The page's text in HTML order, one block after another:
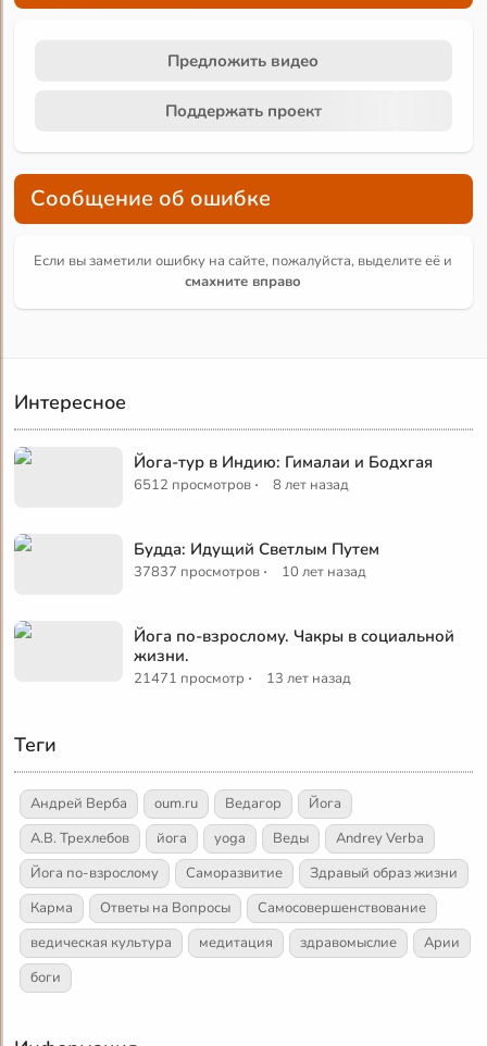
Предложить видео
Поддержать проект
Сообщение об ошибке
Если вы заметили ошибку на сайте, пожалуйста, выделите её и
смахните вправо
Интересное
Йога-тур в Индию: Гималаи и Бодхгая
6512 просмотров · 8 лет назад
Будда: Идущий Светлым Путем
37837 просмотров · 10 лет назад
Йога по-взрослому. Чакры в социальной
жизни.
21471 просмотр · 13 лет назад
Теги
Андрей Верба oum.ru Ведагор
Йога
А.В. Трехлебов
йога yoga Веды
Andrey Verba
Йога по-взрослому
Саморазвитие
Здравый образ жизни
Карма
Ответы на Вопросы
Самосовершенствование
ведическая культура
медитация здравомыслие
Арии
боги